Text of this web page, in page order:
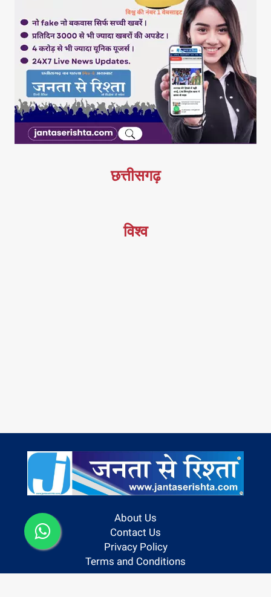
छत्तीसगढ़
विश्व
About Us
Contact Us
Privacy Policy
Terms and Conditions